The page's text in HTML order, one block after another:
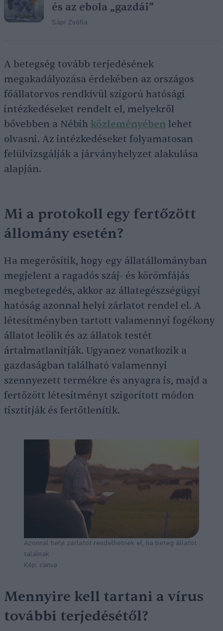
és az ebola „gazdái”
Sápi Zsófia
A betegség tovább terjedésének
megakadályozása érdekében az országos
főállatorvos rendkívül szigorú hatósági
intézkedéseket rendelt el, melyekről
bővebben a Nébih közleményében lehet
olvasni. Az intézkedéseket folyamatosan
felülvizsgálják a járványhelyzet alakulása
alapján.
Mi a protokoll egy fertőzött
állomány esetén?
Ha megerősítik, hogy egy állatállományban
megjelent a ragadós száj- és körömfájás
megbetegedés, akkor az állategészségügyi
hatóság azonnal helyi zárlatot rendel el. A
létesítményben tartott valamennyi fogékony
állatot leölik és az állatok testét
ártalmatlanítják. Ugyanez vonatkozik a
gazdaságban található valamennyi
szennyezett termékre és anyagra is, majd a
fertőzött létesítményt szigorított módon
tisztítják és fertőtlenítik.
Azonnal helyi zárlatot rendelhetnek el, ha beteg állatot
találnak
Kép: canva
Mennyire kell tartani a vírus
további terjedésétől?